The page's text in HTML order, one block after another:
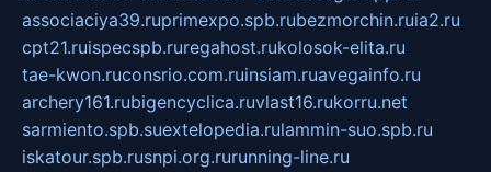
associaciya39.ruprimexpo.spb.rubezmorchin.ruia2.ru
cpt21.ruispecspb.ruregahost.rukolosok-elita.ru
tae-kwon.ruconsrio.com.ruinsiam.ruavegainfo.ru
archery161.rubigencyclica.ruvlast16.rukorru.net
sarmiento.spb.suextelopedia.rulammin-suo.spb.ru
iskatour.spb.rusnpi.org.rurunning-line.ru